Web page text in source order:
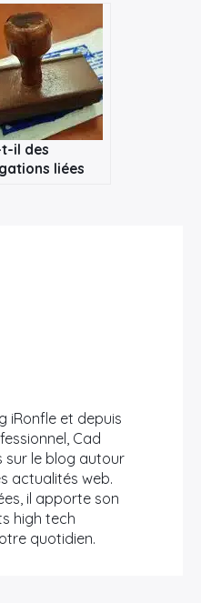
il des
liées
iRonfle et depuis
Cad
sur le blog autour
actualités web.
il apporte son
high tech
quotidien.